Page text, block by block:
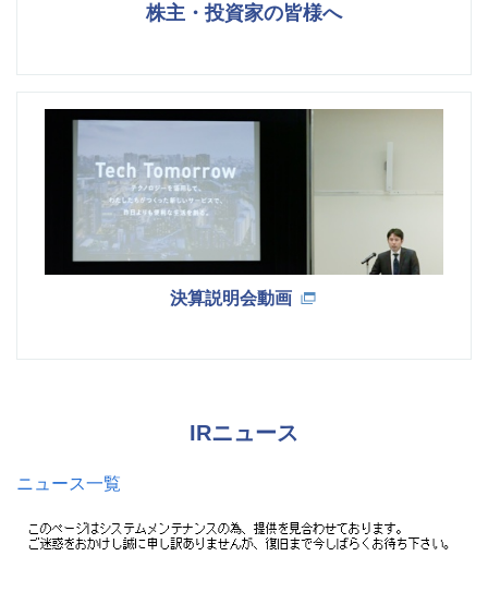
株主・投資家の皆様へ
決算説明会動画
IRニュース
ニュース一覧